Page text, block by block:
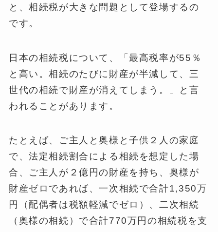
と、相続税が大きな問題として登場するの
です。
日本の相続税について、「最高税率が55％
と高い。相続のたびに財産が半減して、三
世代の相続で財産が消えてしまう。」と言
われることがあります。
たとえば、ご主人と奥様と子供２人の家庭
で、法定相続割合による相続を想定した場
合、ご主人が２億円の財産を持ち、奥様が
財産ゼロであれば、一次相続で合計1,350万
円（配偶者は税額軽減でゼロ）、二次相続
（奥様の相続）で合計770万円の相続税を支